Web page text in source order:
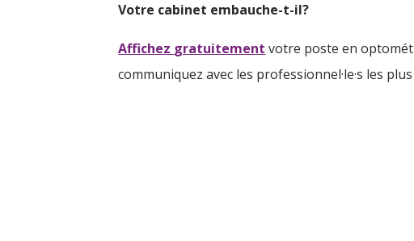
Votre cabinet embauche-t-il?
Affichez gratuitement votre poste en
communiquez avec les professionnel·le·s les plus